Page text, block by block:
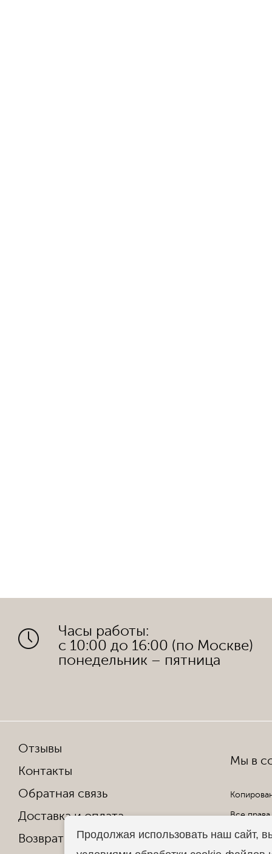
Часы работы:
с 10:00 до 16:00 (по Москве)
понедельник – пятница
Отзывы
Контакты
Обратная связь
Доставка и оплата
Возврат и обмен
Мы в
Все
Продолжая использовать наш сайт,